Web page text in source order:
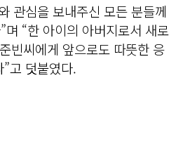
관심을 보내주신 모든 분들께
며 “한 아이의 아버지로서 새로
빈씨에게 앞으로도 따뜻한 응
고 덧붙였다.